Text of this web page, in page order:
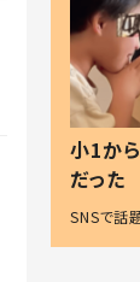
小1から
だった
る理由
SNSで話